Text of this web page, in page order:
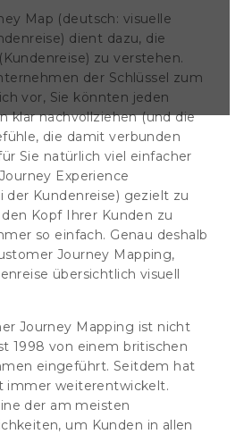
Map (deutsch: visuelle
dient dazu, die
zu verstehen.
der Schlüssel zum
vor, Sie könnten jeden
klar nachvollziehen (und die
die damit verbunden
Sie natürlich viel einfacher
Experience
der Kundenreise) gezielt zu
Kopf Ihrer Kunden zu
so einfach. Genau deshalb
Journey Mapping,
übersichtlich visuell
Journey Mapping ist nicht
1998 von einem britischen
eingeführt. Seitdem hat
immer weiterentwickelt.
der am meisten
um Kunden in allen